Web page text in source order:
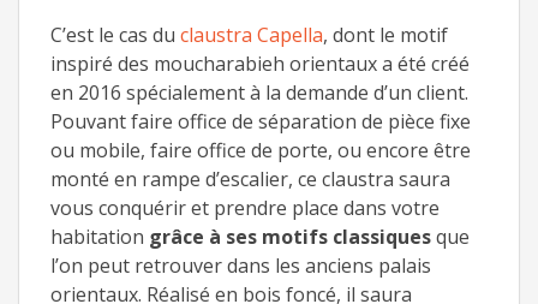
C’est le cas du claustra Capella, dont le motif
inspiré des moucharabieh orientaux a été créé
en 2016 spécialement à la demande d’un client.
Pouvant faire office de séparation de pièce fixe
ou mobile, faire office de porte, ou encore être
monté en rampe d’escalier, ce claustra saura
vous conquérir et prendre place dans votre
habitation grâce à ses motifs classiquesque
l’on peut retrouver dans les anciens palais
orientaux. Réalisé en bois foncé, il saura